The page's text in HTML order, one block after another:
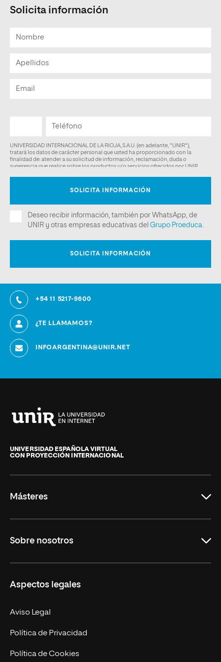
Solicita información
+54 11 5217-9600
¿TE LLAMAMOS?
INFOARGENTINA@UNIR.NET
de
La
UNIVERSIDAD ESPAÑOLA VIRTUAL
CON PROYECCIÓN INTERNACIONAL
Másteres
Derecho
Empresa
MBA
Marketing y Comunicación
Ingeniería
Sobre nosotros
Nuestro Equipo
Contacto
Aspectos legales
Aviso Legal
Política de Privacidad
Política de Cookies